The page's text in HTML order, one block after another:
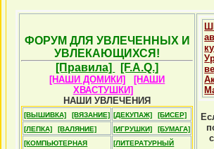
ФОРУМ ДЛЯ УВЛЕЧЕННЫХ И
УВЛЕКАЮЩИХСЯ!
[Правила]
[F.A.Q.]
[НАШИ ДОМИКИ]
[НАШИ
ХВАСТУШКИ]
НАШИ УВЛЕЧЕНИЯ
[ВЫШИВКА] [ВЯЗАНИЕ] [ДЕКУПАЖ]
[БИСЕР]
[ЛЕПКА]
[ВАЛЯНИЕ] [ИГРУШКИ]
[БУМАГА]
[КОМПЬЮТЕРНАЯ
[ЛИТЕРАТУРНЫЙ